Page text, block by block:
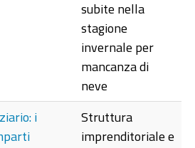
subite nella
stagione
invernale per
mancanza di
neve
i
Struttura
imprenditoriale e